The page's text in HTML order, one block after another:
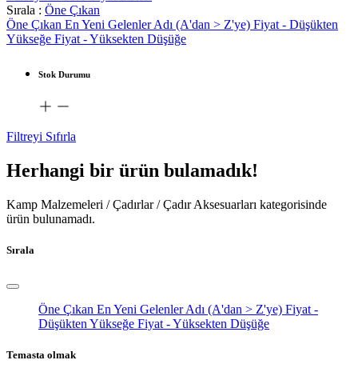
Sırala : Öne Çıkan
Öne Çıkan En Yeni GelenlerAdı (A'dan > Z'ye) Fiyat - Düşükten
Yükseğe Fiyat - Yüksekten Düşüğe
Stok Durumu
Filtreyi Sıfırla
Herhangi bir ürün bulamadık!
Kamp Malzemeleri / Çadırlar / Çadır Aksesuarları kategorisinde
ürün bulunamadı.
Sırala
Öne Çıkan En Yeni Gelenler Adı (A'dan > Z'ye) Fiyat -
Düşükten Yükseğe Fiyat - Yüksekten Düşüğe
Temasta olmak